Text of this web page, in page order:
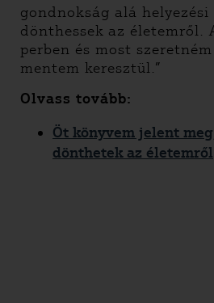
gondnokság alá
dönthessek az életemről.
perben és most
mentem keresztül.”
Olvass tovább:
Öt könyvem jelent
dönthetek az életemről